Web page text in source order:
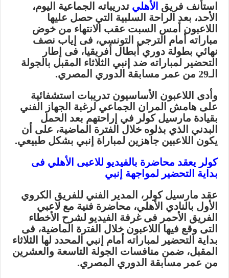
استأنف فريق الأهليتدريباته الجماعية اليوم،
الأحد، بعد الراحة السلبية التي حصل عليها
اللاعبون أمس السبت عقب الانتهاء من خوض
مباراته أمام الترجي التونسي، فى إياب نصف
نهائي بطولة دوري أبطال أفريقيا، فى إطار
التحضير لمباراته ضد إنبي الثلاثاء المقبل بالجولة
الـ29 من عمر مسابقة الدوري المصري.
وأدى اللاعبون الأساسيون تدريبات استشفائية
على هامش المران الجماعي لرغبة الجهاز الفني
بقيادة مارسيل كولر في إراحتهم بعد الحمل
البدني الذي بذلوه خلال الفترة الماضية، على أن
يكون اللاعبين جاهزين لمباراة إنبي بشكل طبيعي.
كولر يعقد محاضرة بالفيديو للاعبى الأهلي فى
بداية التحضير لمواجهة إنبي
عقد مارسيل كولر، المدير الفني للفريق الكروي
الأول بالنادي الأهلي، محاضرة فنية مع لاعبي
الفريق الأحمر فى غرفة الفيديو لشرح الأخطاء
التى وقع فيها اللاعبون خلال الفترة الماضية، فى
بداية التحضير لمباراته أمام إنبي المحدد لها الثلاثاء
المقبل، ضمن منافسات الجولة التاسعة والعشرين
من عمر مسابقة الدوري المصري.